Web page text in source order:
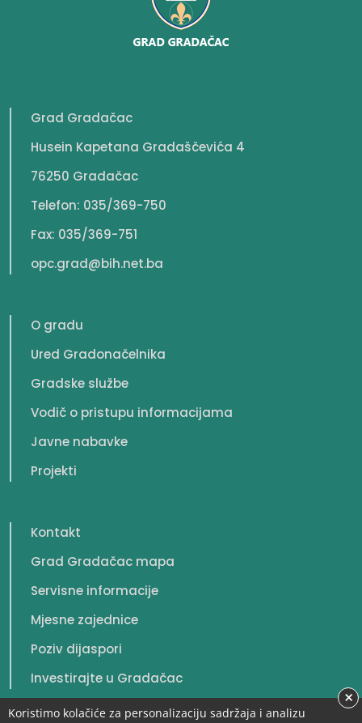
Grad Gradačac
Husein Kapetana Gradaščevića 4
76250 Gradačac
Telefon: 035/369-750
Fax: 035/369-751
opc.grad@bih.net.ba
O gradu
Ured Gradonačelnika
Gradske službe
Vodič o pristupu informacijama
Javne nabavke
Projekti
Kontakt
Grad Gradačac mapa
Servisne informacije
Mjesne zajednice
Poziv dijaspori
Investirajte u Gradačac
Koristimo kolačiće za personalizaciju sadržaja i analizu
×